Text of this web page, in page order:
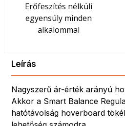
Erőfeszítés nélküli
egyensúly minden
alkalommal
Leírás
Nagyszerű ár-érték arányú
Akkor a Smart Balance
hatótávolság hoverboard